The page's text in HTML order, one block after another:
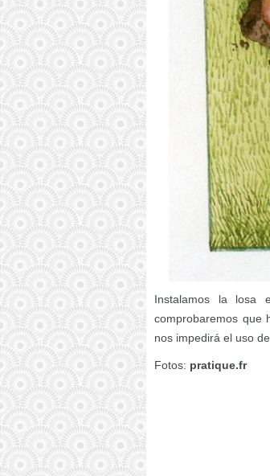
Instalamos la losa
comprobaremos que
nos impedirá el uso
Fotos: pratique.fr